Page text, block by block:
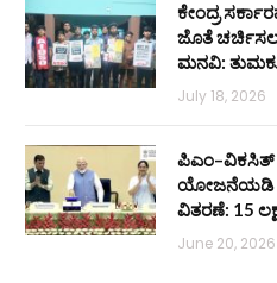
ಕೇಂದ್ರ
ಜೊತೆ
ಮನವಿ:
July 18, 2026
ಯೋಜನೆಯಡಿ
ವಿತರಣೆ: 15
June 20, 2026